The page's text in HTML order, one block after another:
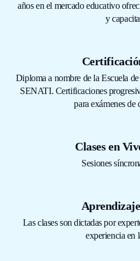
años en el mercado educativo
y
Diploma a nombre de la Escuela
SENATI. Certificaciones
para exámenes
Clases en
Sesiones
Las clases son dictadas por
experiencia en